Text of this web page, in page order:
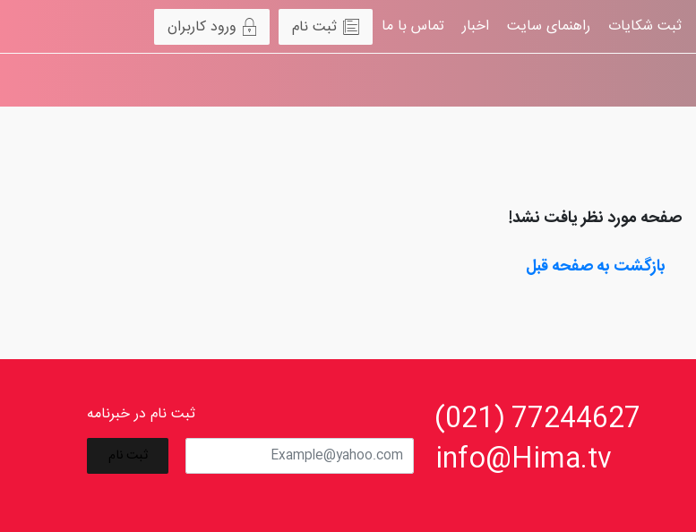
ثبت شکایات راهنمای سایت اخبار تماس با ما ورود کاربران ثبت نام
صفحه مورد نظر یافت نشد!
بازگشت به صفحه قبل
77244627 (021)
info@Hima.tv
ثبت نام در خبرنامه